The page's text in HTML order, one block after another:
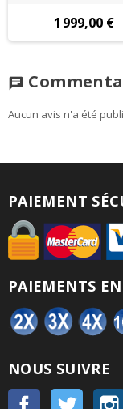
1 999,00 €
chat
Aucun avis n'a été
PAIEMENT
PAIEMENTS
NOUS SUIVRE
Facebook Twitter